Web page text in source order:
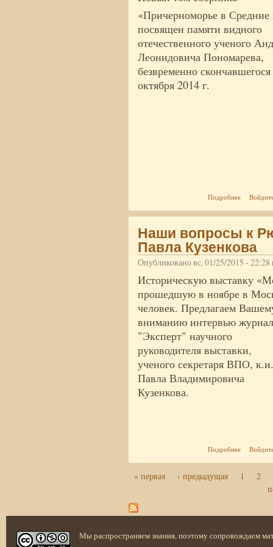
«Причерноморье в Средние
посвящен памяти видного
отечественного ученого
Леонидовича Пономарева,
безвременно
октября 2014 г.
Подробнее о Вышел
Наши вопросы к
Павла Кузенкова
Опубликовано вс, 01/25/2015 - 22:28
Историческую выставку
прошедшую в ноябре в
человек. Предлагаем
вниманию интервью
"Эксперт" научного
руководителя выставки,
ученого секретаря ВПО,
Павла Владимировича
Кузенкова.
Подробнее о Наши
Страницы
« первая ‹ предыдущая 1
2
Мы распространяем знания, поэтому сопровождаем